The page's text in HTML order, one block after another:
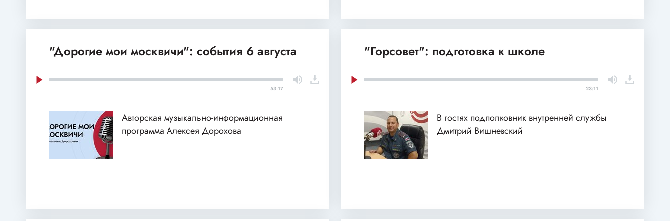
"Дорогие мои москвичи": события 6 августа
53:17
Авторская музыкально-информационная
программа Алексея Дорохова
"Горсовет": подготовка к школе
23:11
В гостях подполковник внутренней службы
Дмитрий Вишневский